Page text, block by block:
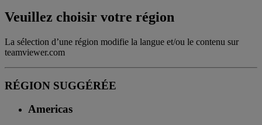
Veuillez choisir votre région
La sélection d’une région modifie la langue et/ou le contenu sur
teamviewer.com
RÉGION SUGGÉRÉE
Americas